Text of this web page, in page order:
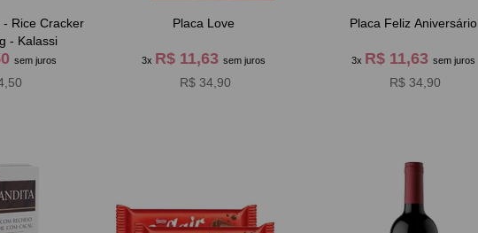
- Rice Cracker
- Kalassi
sem juros
Placa Love
3x R$ 11,63sem juros
R$ 34,90
Placa Feliz Aniversário
3x R$ 11,63sem juros
R$ 34,90